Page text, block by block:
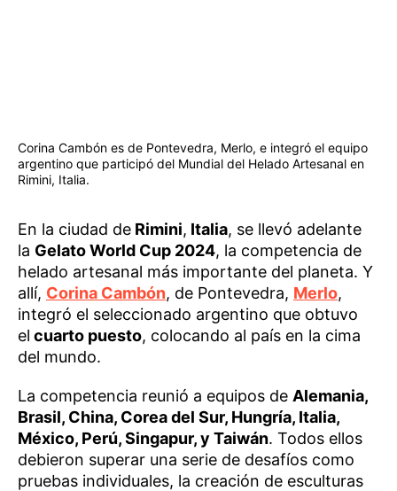
Corina Cambón es de Pontevedra, Merlo, e integró el equipo
argentino que participó del Mundial del Helado Artesanal en
Rimini, Italia.
En la ciudad de Rimini, Italia, se llevó adelante
la Gelato World Cup 2024, la competencia de
helado artesanal más importante del planeta. Y
allí, Corina Cambón, de Pontevedra, Merlo,
integró el seleccionado argentino que obtuvo
el cuarto puesto, colocando al país en la cima
del mundo.
La competencia reunió a equipos de Alemania,
Brasil, China, Corea del Sur, Hungría, Italia,
México, Perú, Singapur, y Taiwán. Todos ellos
debieron superar una serie de desafíos como
pruebas individuales, la creación de esculturas